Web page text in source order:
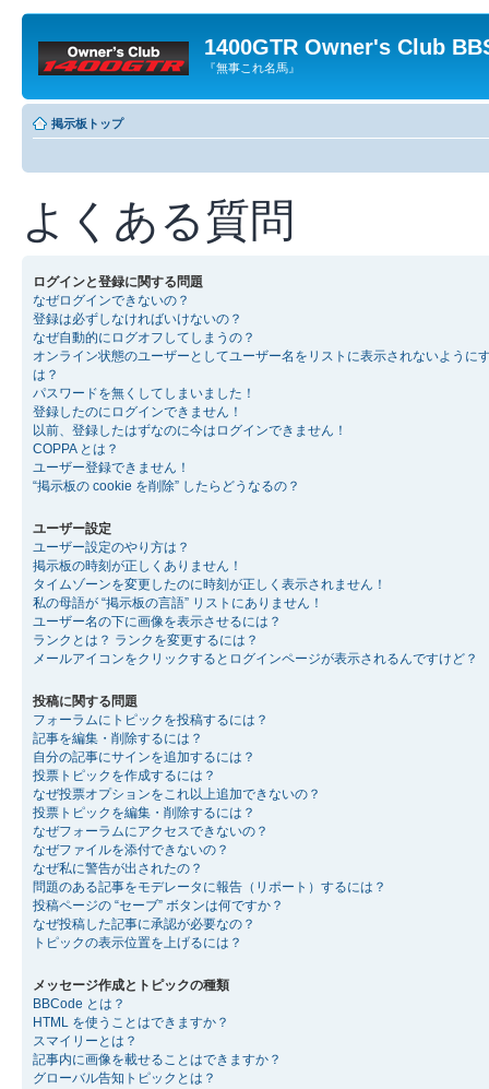
1400GTR Owner's Club
『無事これ名馬』
掲示板トップ
よくある質問
ログインと登録に関する問題
なぜログインできないの？
登録は必ずしなければいけないの？
なぜ自動的にログオフしてしまうの？
オンライン状態のユーザーとしてユーザー名をリストに表示されないように
は？
パスワードを無くしてしまいました！
登録したのにログインできません！
以前、登録したはずなのに今はログインできません！
COPPA とは？
ユーザー登録できません！
“掲示板の cookie を削除” したらどうなるの？
ユーザー設定
ユーザー設定のやり方は？
掲示板の時刻が正しくありません！
タイムゾーンを変更したのに時刻が正しく表示されません！
私の母語が “掲示板の言語” リストにありません！
ユーザー名の下に画像を表示させるには？
ランクとは？ ランクを変更するには？
メールアイコンをクリックするとログインページが表示されるんですけど？
投稿に関する問題
フォーラムにトピックを投稿するには？
記事を編集・削除するには？
自分の記事にサインを追加するには？
投票トピックを作成するには？
なぜ投票オプションをこれ以上追加できないの？
投票トピックを編集・削除するには？
なぜフォーラムにアクセスできないの？
なぜファイルを添付できないの？
なぜ私に警告が出されたの？
問題のある記事をモデレータに報告（リポート）するには？
投稿ページの “セーブ” ボタンは何ですか？
なぜ投稿した記事に承認が必要なの？
トピックの表示位置を上げるには？
メッセージ作成とトピックの種類
BBCode とは？
HTML を使うことはできますか？
スマイリーとは？
記事内に画像を載せることはできますか？
グローバル告知トピックとは？